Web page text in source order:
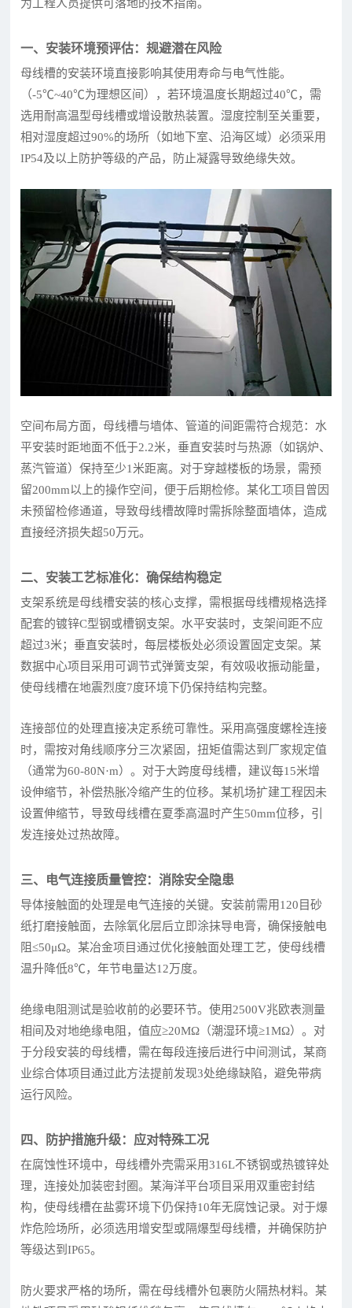
为工程人员提供可落地的技术指南。
一、安装环境预评估：规避潜在风险
母线槽的安装环境直接影响其使用寿命与电气性能。
（-5℃~40℃为理想区间），若环境温度长期超过40℃，需
选用耐高温型母线槽或增设散热装置。湿度控制至关重要，
相对湿度超过90%的场所（如地下室、沿海区域）必须采用
IP54及以上防护等级的产品，防止凝露导致绝缘失效。
空间布局方面，母线槽与墙体、管道的间距需符合规范：水
平安装时距地面不低于2.2米，垂直安装时与热源（如锅炉、
蒸汽管道）保持至少1米距离。对于穿越楼板的场景，需预
留200mm以上的操作空间，便于后期检修。某化工项目曾因
未预留检修通道，导致母线槽故障时需拆除整面墙体，造成
直接经济损失超50万元。
二、安装工艺标准化：确保结构稳定
支架系统是母线槽安装的核心支撑，需根据母线槽规格选择
配套的镀锌C型钢或槽钢支架。水平安装时，支架间距不应
超过3米；垂直安装时，每层楼板处必须设置固定支架。某
数据中心项目采用可调节式弹簧支架，有效吸收振动能量，
使母线槽在地震烈度7度环境下仍保持结构完整。
连接部位的处理直接决定系统可靠性。采用高强度螺栓连接
时，需按对角线顺序分三次紧固，扭矩值需达到厂家规定值
（通常为60-80N·m）。对于大跨度母线槽，建议每15米增
设伸缩节，补偿热胀冷缩产生的位移。某机场扩建工程因未
设置伸缩节，导致母线槽在夏季高温时产生50mm位移，引
发连接处过热故障。
三、电气连接质量管控：消除安全隐患
导体接触面的处理是电气连接的关键。安装前需用120目砂
纸打磨接触面，去除氧化层后立即涂抹导电膏，确保接触电
阻≤50μΩ。某冶金项目通过优化接触面处理工艺，使母线槽
温升降低8℃，年节电量达12万度。
绝缘电阻测试是验收前的必要环节。使用2500V兆欧表测量
相间及对地绝缘电阻，值应≥20MΩ（潮湿环境≥1MΩ）。对
于分段安装的母线槽，需在每段连接后进行中间测试，某商
业综合体项目通过此方法提前发现3处绝缘缺陷，避免带病
运行风险。
四、防护措施升级：应对特殊工况
在腐蚀性环境中，母线槽外壳需采用316L不锈钢或热镀锌处
理，连接处加装密封圈。某海洋平台项目采用双重密封结
构，使母线槽在盐雾环境下仍保持10年无腐蚀记录。对于爆
炸危险场所，必须选用增安型或隔爆型母线槽，并确保防护
等级达到IP65。
防火要求严格的场所，需在母线槽外包裹防火隔热材料。某